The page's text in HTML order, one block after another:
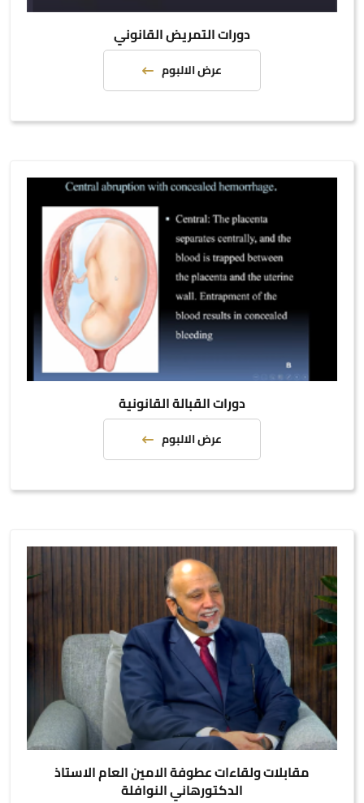
دورات التمريض القانوني
عرض الالبوم
دورات القبالة القانونية
عرض الالبوم
مقابلات ولقاءات عطوفة الامين العام الاستاذ
الدكتورهاني النوافلة